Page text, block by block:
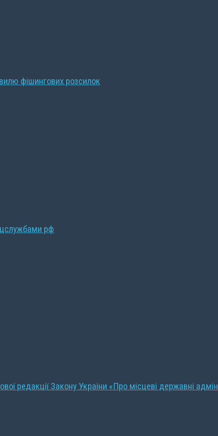
фішингових розсилок
рф
редакції Закону України «Про місцеві державні